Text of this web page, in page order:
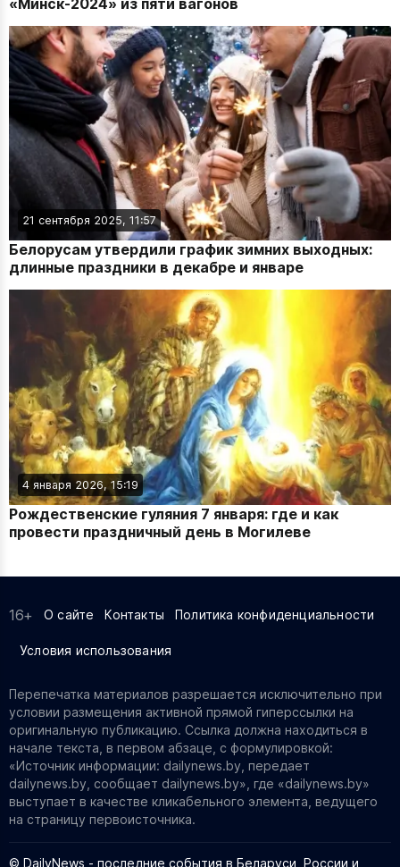
21 сентября 2025, 11:57
Белорусам утвердили график зимних выходных:
длинные праздники в декабре и январе
4 января 2026, 15:19
Рождественские гуляния 7 января: где и как
провести праздничный день в Могилеве
16+ О сайте Контакты Политика конфиденциальности
Условия использования
Перепечатка материалов разрешается исключительно при
условии размещения активной прямой гиперссылки на
оригинальную публикацию. Ссылка должна находиться в
начале текста, в первом абзаце, с формулировкой:
«Источник информации: dailynews.by, передает
dailynews.by, сообщает dailynews.by», где «dailynews.by»
выступает в качестве кликабельного элемента, ведущего
на страницу первоисточника.
© DailyNews - последние события в Беларуси, России и